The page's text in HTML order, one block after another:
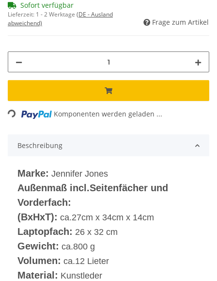
Sofort verfügbar
Lieferzeit: 1 - 2 Werktage (DE - Ausland
abweichend)
Frage zum Artikel
Loading... Komponenten werden geladen ...
Beschreibung
Marke: Jennifer Jones
Außenmaß incl.Seitenfächer und
Vorderfach:
(BxHxT): ca.27cm x 34cm x 14cm
Laptopfach: 26 x 32 cm
Gewicht: ca.800 g
Volumen: ca.12 Lieter
Material: Kunstleder